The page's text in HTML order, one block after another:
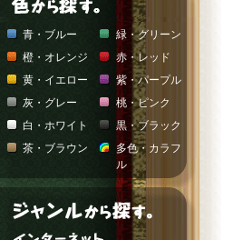
青・ブルー
緑・グリーン
橙・オレンジ
赤・レッド
黄・イエロー
紫・パープル
灰・グレー
桃・ピンク
白・ホワイト
黒・ブラック
茶・ブラウン
多色・カラフ
ル